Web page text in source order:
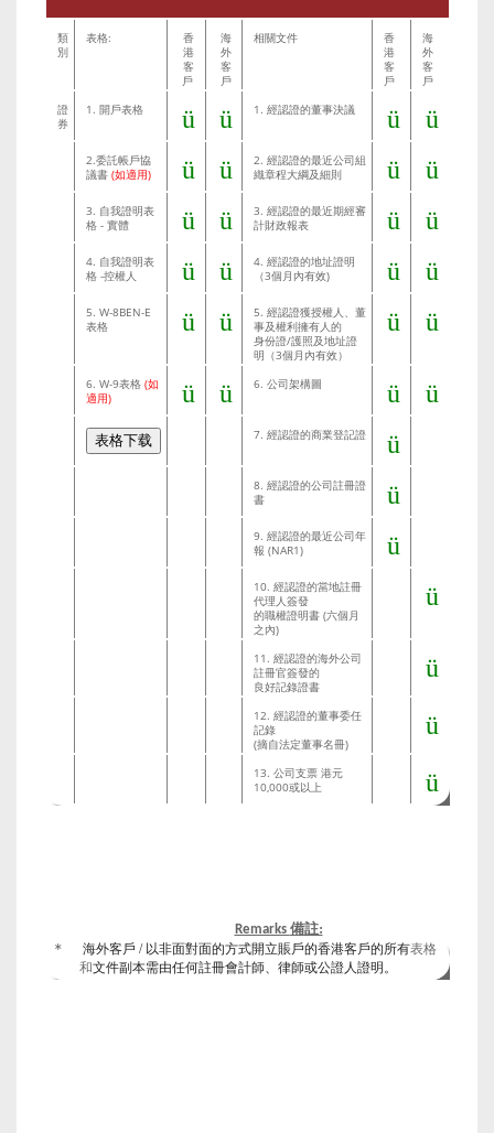
類
別
表格:
香
港
客
戶
海
外
客
戶
相關文件
香
港
客
戶
海
外
客
戶
證
券
1. 開戶表格 ü ü 1. 經認證的董事決議 ü ü
2.委託帳戶協
議書 (如適用) ü ü
2. 經認證的最近公司組
織章程大綱及細則
ü ü
3. 自我證明表
格 - 實體
ü ü
3. 經認證的最近期經審
計財政報表
ü ü
4. 自我證明表
格 -控權人
ü ü
4. 經認證的地址證明
（3個月內有效)
ü ü
5. W-8BEN-E
表格
ü ü
5. 經認證獲授權人、董
事及權利擁有人的
身份證/護照及地址證
明（3個月內有效）
ü ü
6. W-9表格 (如
適用)
ü ü 6. 公司架構圖 ü ü
7. 經認證的商業登記證 ü
8. 經認證的公司註冊證
書
ü
9. 經認證的最近公司年
報 (NAR1)
ü
10. 經認證的當地註冊
代理人簽發
的職權證明書 (六個月
之內)
ü
11. 經認證的海外公司
註冊官簽發的
良好記錄證書
ü
12. 經認證的董事委任
記錄
(摘自法定董事名冊)
ü
13. 公司支票 港元
10,000或以上
ü
Remarks 備註:
* 海外客戶 / 以非面對面的方式開立賬戶的香港客戶的所有表格
和文件副本需由任何註冊會計師、律師或公證人證明。